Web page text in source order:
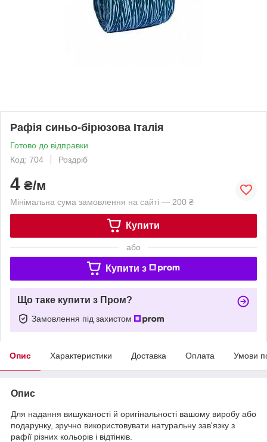
Рафія синьо-бірюзова Італія
Готово до відправки
Код: 704
Роздріб
4 ₴/м
Мінімальна сума замовлення на сайті — 200 ₴
Купити
або
Купити з
Що таке купити з Пром?
Замовлення під захистом
Опис Характеристики Доставка Оплата Умови
Опис
Для надання вишуканості й оригінальності вашому виробу або
подарунку, зручно використовувати натуральну зав'язку з
рафії різних кольорів і відтінків.